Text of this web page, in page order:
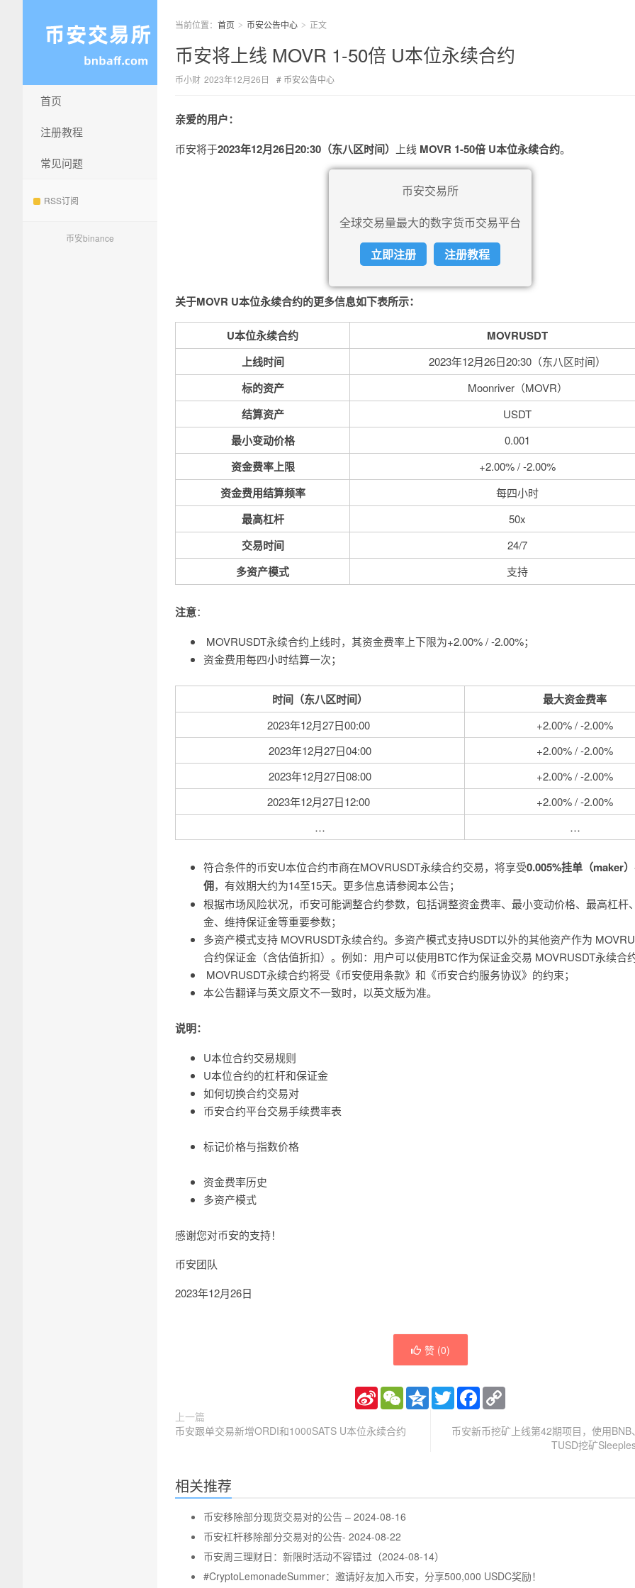
首页
注册教程
常见问题
RSS订阅
币安binance
当前位置： 首页 > 币安公告中心 > 正文
币安将上线 MOVR 1-50倍 U本位永续合约
币小财 2023年12月26日 币安公告中心
亲爱的用户：
币安将于2023年12月26日20:30（东八区时间） 上线 MOVR 1-50倍 U本位永续合约。
币安交易所
全球交易量最大的数字货币交易平台
立即注册
注册教程
关于MOVR U本位永续合约的更多信息如下表所示：
U本位永续合约
MOVRUSDT
上线时间
2023年12月26日20:30（东八区时间）
标的资产 Moonriver（MOVR）
结算资产 USDT
最小变动价格 0.001
资金费率上限 +2.00% / -2.00%
资金费用结算频率 每四小时
最高杠杆 50x
交易时间 24/7
多资产模式 支持
注意：
MOVRUSDT永续合约上线时，其资金费率上下限为+2.00% / -2.00%；
资金费用每四小时结算一次；
时间（东八区时间） 最大资金费率
2023年12月27日00:00
+2.00% / -2.00%
2023年12月27日04:00
+2.00% / -2.00%
2023年12月27日08:00
+2.00% / -2.00%
2023年12月27日12:00
+2.00% / -2.00%
…
…
符合条件的币安U本位合约市商在MOVRUSDT永续合约交易，将享受0.005%挂单（maker
佣，有效期大约为14至15天。更多信息请参阅本公告；
根据市场风险状况，币安可能调整合约参数，包括调整资金费率、最小变动价格、最高杠杆
金、维持保证金等重要参数；
多资产模式支持 MOVRUSDT永续合约。多资产模式支持USDT以外的其他资产作为
合约保证金（含估值折扣）。例如：用户可以使用BTC作为保证金交易 MOVRUSDT永续合
MOVRUSDT永续合约将受《币安使用条款》和《币安合约服务协议》的约束；
本公告翻译与英文原文不一致时，以英文版为准。
说明：
U本位合约交易规则
U本位合约的杠杆和保证金
如何切换合约交易对
币安合约平台交易手续费率表
标记价格与指数价格
资金费率历史
多资产模式
感谢您对币安的支持！
币安团队
2023年12月26日
赞 (0)
Sina
Weibo
WeChatQzoneTwitterFacebook
上一篇
币安跟单交易新增ORDI和1000SATS U本位永续合约
币安新币挖矿上线第42期项目，使用
TUSD挖矿
相关推荐
币安移除部分现货交易对的公告 – 2024-08-16
币安杠杆移除部分交易对的公告- 2024-08-22
币安周三理财日：新限时活动不容错过（2024-08-14）
#CryptoLemonadeSummer：邀请好友加入币安，分享500,000 USDC奖励！